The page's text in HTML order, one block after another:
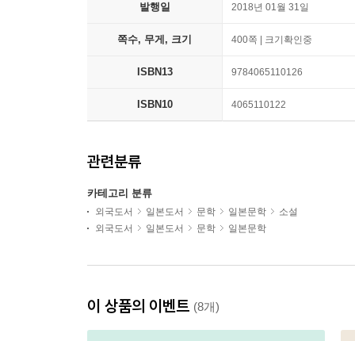
발행일 2018년 01월 31일
쪽수, 무게, 크기 400쪽 | 크기확인중
ISBN13 9784065110126
ISBN10 4065110122
관련분류
카테고리 분류
외국도서 일본도서 문학 일본문학
소설
외국도서
일본도서 문학 일본문학
이 상품의 이벤트 (8개)